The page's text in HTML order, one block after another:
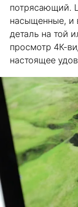
потрясающий.
насыщенные, и
деталь на той
просмотр 4К-
настоящее